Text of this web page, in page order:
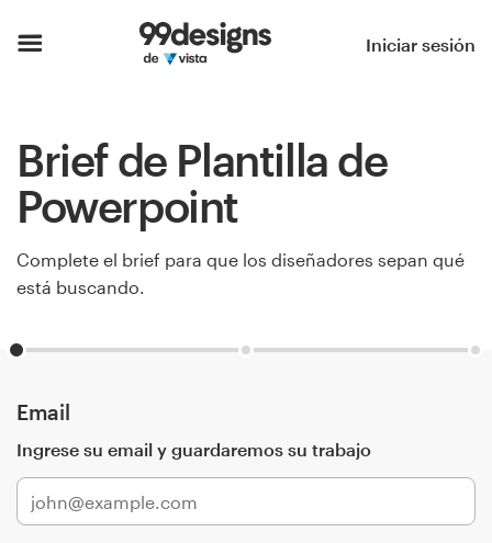
Iniciar sesión
Brief de Plantilla de
Powerpoint
Complete el brief para que los diseñadores sepan qué
está buscando.
Email
Ingrese su email y guardaremos su trabajo
Cómo es
Encontrar un diseñador
Inspiración
Servicios
de
Concursos de diseño